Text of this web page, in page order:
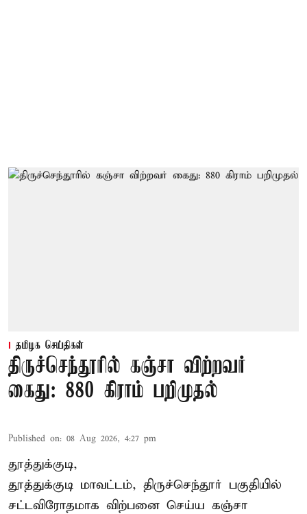
தமிழக செய்திகள்
திருச்செந்தூரில் கஞ்சா விற்றவர்
கைது: 880 கிராம் பறிமுதல்
Published on: 08 Aug 2026, 4:27 pm
தூத்துக்குடி,
தூத்துக்குடி மாவட்டம், திருச்செந்தூர் பகுதியில்
சட்டவிரோதமாக விற்பனை செய்ய கஞ்சா